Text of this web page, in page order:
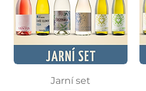
Jarní set